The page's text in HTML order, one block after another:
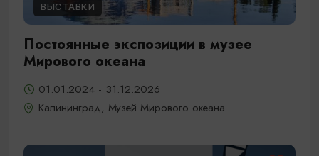
ВЫСТАВКИ
Постоянные экспозиции в музее
Мирового океана
01.01.2024 - 31.12.2026
Калининград, Музей Мирового океана